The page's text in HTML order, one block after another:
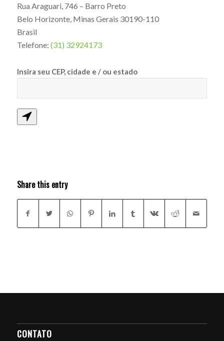
Rua Araguari, 746 – Barro Preto
Belo Horizonte, Minas Gerais 30190-110
Brasil
Telefone: (31) 32924173
Insira seu CEP, cidade e / ou estado
Share this entry
CONTATO